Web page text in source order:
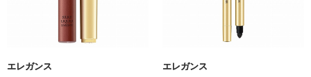
エレガンス
エレガンス